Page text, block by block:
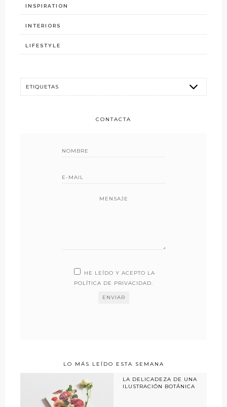
INSPIRATION
INTERIORS
LIFESTYLE
CONTACTA
MENSAJE
HE LEÍDO Y ACEPTO LA
POLÍTICA DE PRIVACIDAD.
LO MÁS LEÍDO ESTA SEMANA
LA DELICADEZA DE UNA
ILUSTRACIÓN BOTÁNICA